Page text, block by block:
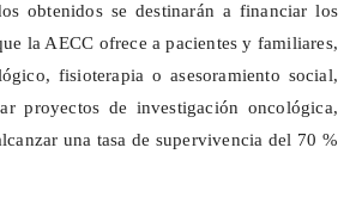
obtenidos se destinarán a financiar los
la AECC ofrece a pacientes y familiares,
fisioterapia o asesoramiento social,
proyectos de investigación oncológica,
una tasa de supervivencia del 70 %